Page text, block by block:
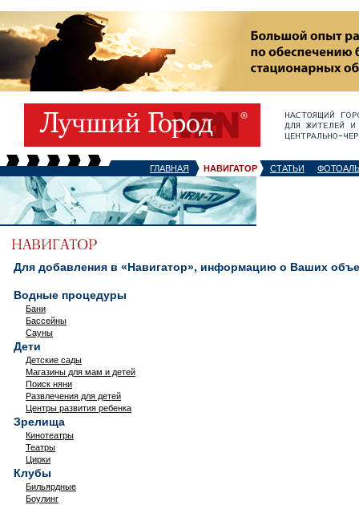
ГЛАВНАЯ НАВИГАТОР СТАТЬИ
Для добавления в «Навигатор», информацию о Ваших
Водные процедуры
Бани
Бассейны
Сауны
Дети
Детские сады
Магазины для мам и детей
Поиск няни
Развлечения для детей
Центры развития ребенка
Зрелища
Кинотеатры
Театры
Цирки
Клубы
Бильярдные
Боулинг